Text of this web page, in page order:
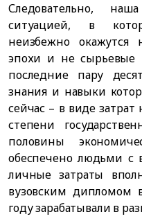
Следовательно,
ситуацией, в
неизбежно окажутся
эпохи и не сырьевые
последние пару
знания и навыки
сейчас – в виде
степени
половины
обеспечено людьми с
личные затраты
вузовским дипломом
году зарабатывали в